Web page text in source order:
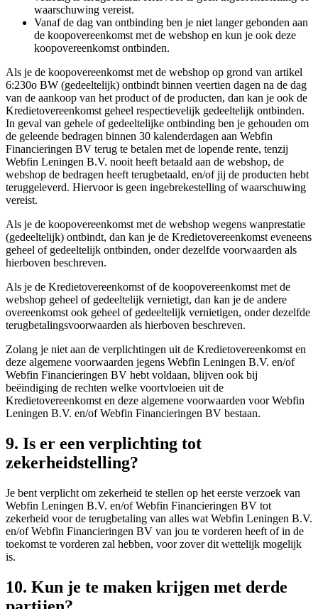
waarschuwing vereist.
Vanaf de dag van ontbinding ben je niet langer gebonden aan
de koopovereenkomst met de webshop en kun je ook deze
koopovereenkomst ontbinden.
Als je de koopovereenkomst met de webshop op grond van artikel
6:230o BW (gedeeltelijk) ontbindt binnen veertien dagen na de dag
van de aankoop van het product of de producten, dan kan je ook de
Kredietovereenkomst geheel respectievelijk gedeeltelijk ontbinden.
In geval van gehele of gedeeltelijke ontbinding ben je gehouden om
de geleende bedragen binnen 30 kalenderdagen aan Webfin
Financieringen BV terug te betalen met de lopende rente, tenzij
Webfin Leningen B.V. nooit heeft betaald aan de webshop, de
webshop de bedragen heeft terugbetaald, en/of jij de producten hebt
teruggeleverd. Hiervoor is geen ingebrekestelling of waarschuwing
vereist.
Als je de koopovereenkomst met de webshop wegens wanprestatie
(gedeeltelijk) ontbindt, dan kan je de Kredietovereenkomst eveneens
geheel of gedeeltelijk ontbinden, onder dezelfde voorwaarden als
hierboven beschreven.
Als je de Kredietovereenkomst of de koopovereenkomst met de
webshop geheel of gedeeltelijk vernietigt, dan kan je de andere
overeenkomst ook geheel of gedeeltelijk vernietigen, onder dezelfde
terugbetalingsvoorwaarden als hierboven beschreven.
Zolang je niet aan de verplichtingen uit de Kredietovereenkomst en
deze algemene voorwaarden jegens Webfin Leningen B.V. en/of
Webfin Financieringen BV hebt voldaan, blijven ook bij
beëindiging de rechten welke voortvloeien uit de
Kredietovereenkomst en deze algemene voorwaarden voor Webfin
Leningen B.V. en/of Webfin Financieringen BV bestaan.
9. Is er een verplichting tot
zekerheidstelling?
Je bent verplicht om zekerheid te stellen op het eerste verzoek van
Webfin Leningen B.V. en/of Webfin Financieringen BV tot
zekerheid voor de terugbetaling van alles wat Webfin Leningen B.V.
en/of Webfin Financieringen BV van jou te vorderen heeft of in de
toekomst te vorderen zal hebben, voor zover dit wettelijk mogelijk
is.
10. Kun je te maken krijgen met derde